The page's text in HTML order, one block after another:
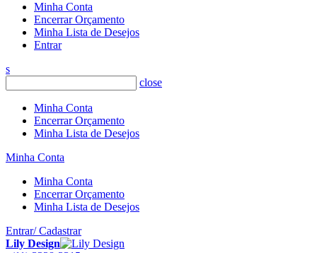
Minha Conta
Encerrar Orçamento
Minha Lista de Desejos
Entrar
s
close
Minha Conta
Encerrar Orçamento
Minha Lista de Desejos
Minha Conta
Minha Conta
Encerrar Orçamento
Minha Lista de Desejos
Entrar/ Cadastrar
Lily Design